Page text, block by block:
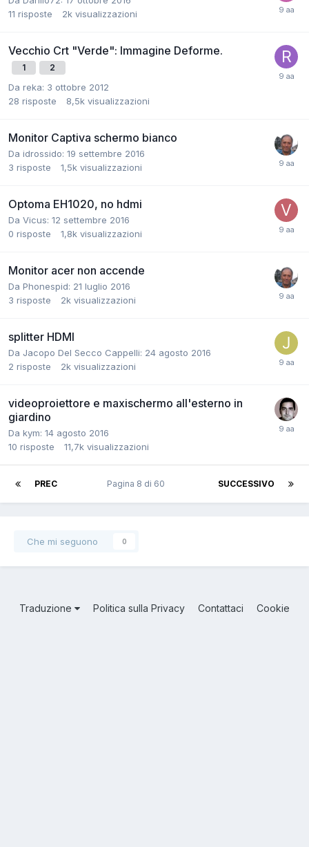
11 risposte 2k visualizzazioni
Vecchio Crt "Verde": Immagine Deforme.
1 2
Da reka: 3 ottobre 2012
28 risposte 8,5k visualizzazioni
Monitor Captiva schermo bianco
Da idrossido: 19 settembre 2016
3 risposte 1,5k visualizzazioni
Optoma EH1020, no hdmi
Da Vicus: 12 settembre 2016
0 risposte 1,8k visualizzazioni
Monitor acer non accende
Da Phonespid: 21 luglio 2016
3 risposte 2k visualizzazioni
splitter HDMI
Da Jacopo Del Secco Cappelli: 24 agosto 2016
2 risposte 2k visualizzazioni
videoproiettore e maxischermo all'esterno in
giardino
Da kym: 14 agosto 2016
10 risposte 11,7k visualizzazioni
PREC SUCCESSIVO
Pagina 8 di 60
Che mi seguono 0
Traduzione Politica sulla Privacy Contattaci Cookie